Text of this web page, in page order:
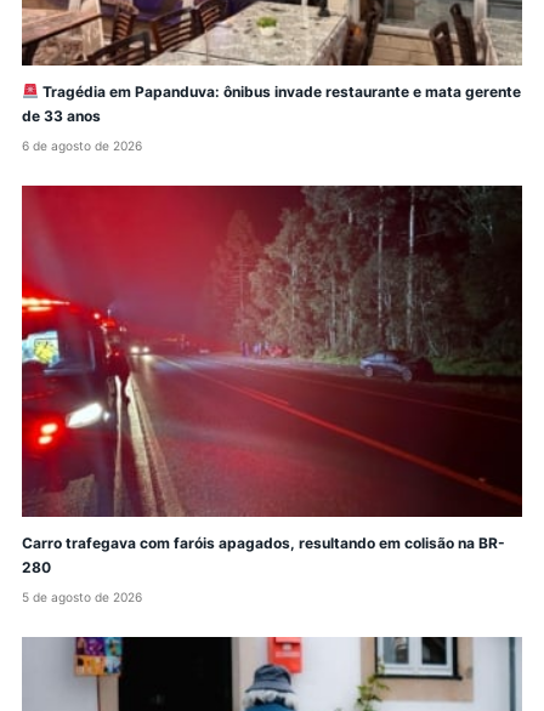
Tragédia em Papanduva: ônibus invade restaurante e mata gerente
de 33 anos
6 de agosto de 2026
Carro trafegava com faróis apagados, resultando em colisão na BR-
280
5 de agosto de 2026